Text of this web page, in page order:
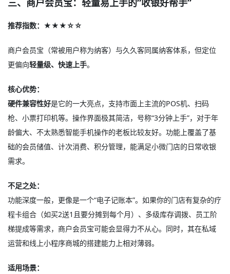
三、商户会员宝：轻量易上手的“收银好帮手”
推荐指数：★★★☆☆
商户会员宝（常被用户称为纳客）与久久客同属纳客体系，但定位
更偏向轻量级、快速上手。
核心优势：
硬件兼容性好是它的一大亮点，支持市面上主流的POS机、扫码
枪、小票打印机等。操作界面极其简洁，号称“3分钟上手”，对于年
龄偏大、不太熟悉智能手机操作的老板比较友好。功能上覆盖了基
础的会员储值、计次消费、积分管理，能满足小微门店的日常收银
需求。
不足之处：
功能深度一般，更像是一个“电子记账本”。如果你的门店有复杂的疗
程卡组合（如买2送1且要分摊到每个月）、多级库存调拨、员工阶
梯提成等需求，商户会员宝可能会显得力不从心。同时，其在私域
运营和线上小程序商城的搭建能力上相对薄弱。
适用场景：